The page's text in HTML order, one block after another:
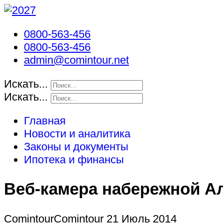
0800-563-456
0800-563-456
admin@comintour.net
Искать...
Искать...
Главная
Новости и аналитика
Законы и документы
Ипотека и финансы
Веб-камера набережной
СomintourСomintour 21 Июль 2014